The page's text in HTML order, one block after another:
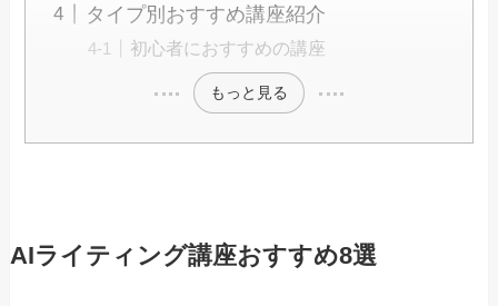
タイプ別おすすめ講座紹介
初心者におすすめの講座
もっと見る
AIライティング講座おすすめ8選